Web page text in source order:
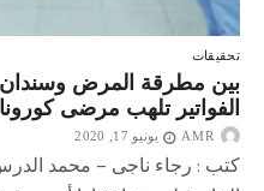
تحقيقات
بين مطرقة المرض وسندان
الفواتير تلهب مرضى كورونا
AMR يونيو 17, 2020
كتب : رجاء ناجى – محمد